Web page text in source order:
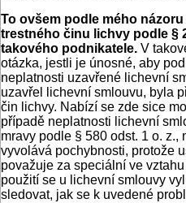
To ovšem podle mého
trestného činu lichvy podle §
takového podnikatele. V
otázka, jestli je únosné, aby
neplatnosti uzavřené lichevní
uzavřel lichevní smlouvu, byla
čin lichvy. Nabízí se zde sice
případě neplatnosti lichevní
mravy podle § 580 odst. 1 o.
vyvolává pochybnosti, protože
považuje za speciální ve
použití se u lichevní smlouvy
sledovat, jak se k uvedené